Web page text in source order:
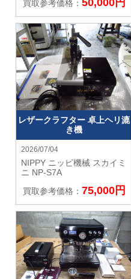
買取参考価格： 50,000円
レザークラフター 卓上ヘリ漉
き機
2026/07/04
NIPPY ニッピ機械 スカイミ
ニ NP-S7A
買取参考価格： 75,000円